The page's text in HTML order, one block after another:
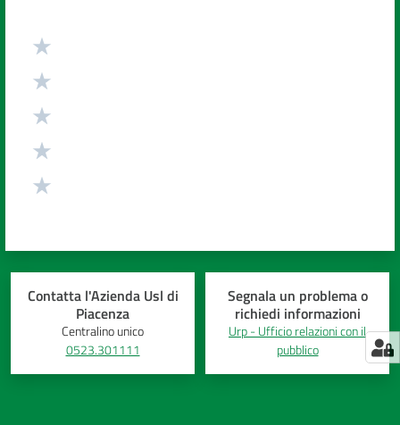
Contatta l'Azienda Usl di
Piacenza
Centralino unico
0523.301111
Segnala un problema o
richiedi informazioni
Urp - Ufficio relazioni con il
pubblico